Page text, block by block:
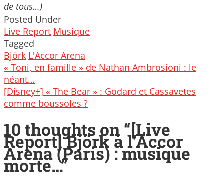
de tous…)
Posted Under
Live Report Musique
Tagged
Björk L'Accor Arena
Post
navigation
« Toni, en famille » de Nathan Ambrosioni : le
néant…
[Disney+] « The Bear » : Godard et Cassavetes
comme boussoles ?
10 thoughts on “[Live
Report] Björk à l’Accor
Arena (Paris) : musique
morte…”